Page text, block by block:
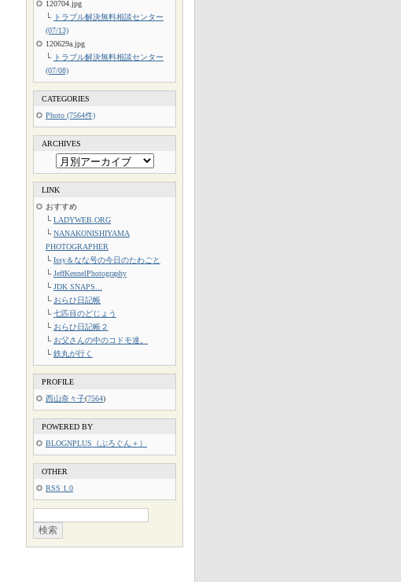
120704.jpg
└ トラブル解決無料相談センター
(07/13)
120629a.jpg
└ トラブル解決無料相談センター
(07/08)
CATEGORIES
Photo (7564件)
ARCHIVES
LINK
おすすめ
└ LADYWEB.ORG
└ NANAKONISHIYAMA
PHOTOGRAPHER
└ Issy＆なな号の今日のたわごと
└ JeffKennelPhotography
└ JDK SNAPS...
└ おらひ日記帳
└ 七匹目のどじょう
└ おらひ日記帳２
└ お父さんの中のコドモ達。
└ 鉄丸が行く
PROFILE
西山奈々子(7564)
POWERED BY
BLOGNPLUS（ぶろぐん＋）
OTHER
RSS 1.0